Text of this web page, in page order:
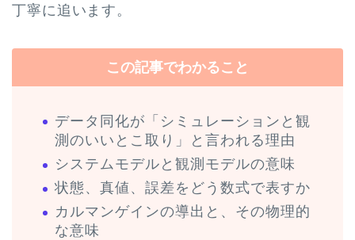
丁寧に追います。
この記事でわかること
データ同化が「シミュレーションと観
測のいいとこ取り」と言われる理由
システムモデルと観測モデルの意味
状態、真値、誤差をどう数式で表すか
カルマンゲインの導出と、その物理的
な意味